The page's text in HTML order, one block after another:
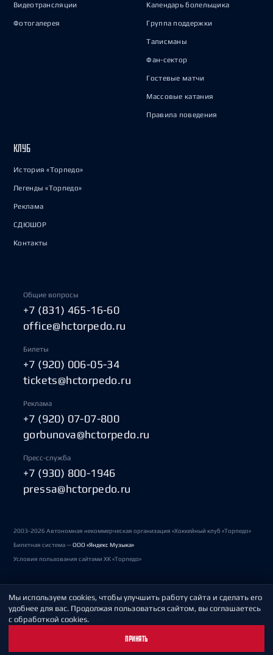
Видеотрансляции
Фотогалерея
Календарь болельщика
Группа поддержки
Талисманы
Фан-сектор
Гостевые матчи
Массовые катания
Правила поведения
КЛУБ
История «Торпедо»
Легенды «Торпедо»
Реклама
СДЮШОР
Контакты
Общие вопросы
+7 (831) 465-16-60
office@hctorpedo.ru
Билеты
+7 (920) 006-05-34
tickets@hctorpedo.ru
Реклама
+7 (920) 07-07-800
gorbunova@hctorpedo.ru
Пресс-служба
+7 (930) 800-1946
pressa@hctorpedo.ru
2003-2026 Автономная некоммерческая организация «Хоккейный клуб «Торпедо»
Билетная система —ООО «Яндекс Музыка»
Условия пользования сайтами ХК «Торпедо»
Политика обработки персональных данных
Пользовательское соглашение
Мы используем cookies, чтобы улучшить работу сайта и сделать его
удобнее для вас. Продолжая пользоваться сайтом, вы соглашаетесь
с обработкой cookies.
ПРИНЯТЬ